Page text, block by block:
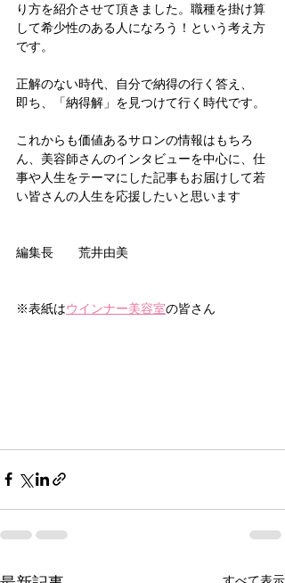
り方を紹介させて頂きました。職種を掛け算
して希少性のある人になろう！という考え方
です。
正解のない時代、自分で納得の行く答え、
即ち、「納得解」を見つけて行く時代です。
これからも価値あるサロンの情報はもちろ
ん、美容師さんのインタビューを中心に、仕
事や人生をテーマにした記事もお届けして若
い皆さんの人生を応援したいと思います
編集長　　荒井由美
※表紙はウインナー美容室の皆さん
すべて表示